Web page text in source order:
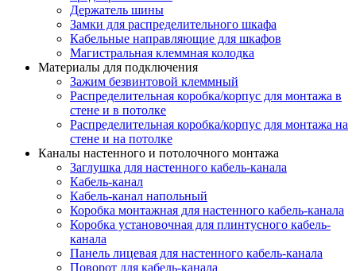
Держатель шины
Замки для распределительного шкафа
Кабельные направляющие для шкафов
Магистральная клеммная колодка
Материалы для подключения
Зажим безвинтовой клеммный
Распределительная коробка/корпус для монтажа в
стене и в потолке
Распределительная коробка/корпус для монтажа на
стене и на потолке
Каналы настенного и потолочного монтажа
Заглушка для настенного кабель-канала
Кабель-канал
Кабель-канал напольный
Коробка монтажная для настенного кабель-канала
Коробка установочная для плинтусного кабель-
канала
Панель лицевая для настенного кабель-канала
Поворот для кабель-канала